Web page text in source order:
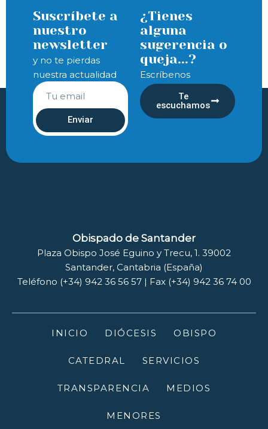
Suscríbete a
nuestro
newsletter
y no te pierdas
nuestra actualidad
Enviar
¿Tienes
alguna
sugerencia o
queja...?
Escríbenos
Te
escuchamos
Obispado de Santander
Plaza Obispo José Eguino y Trecu, 1. 39002
Santander, Cantabria (España)
Teléfono (+34) 942 36 56 57 | Fax (+34) 942 36 74 00
INICIO DIÓCESIS OBISPO
CATEDRAL SERVICIOS
TRANSPARENCIA MEDIOS
MENORES